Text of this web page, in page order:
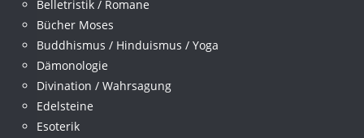
Belletristik / Romane
Bücher Moses
Buddhismus / Hinduismus / Yoga
Dämonologie
Divination / Wahrsagung
Edelsteine
Esoterik